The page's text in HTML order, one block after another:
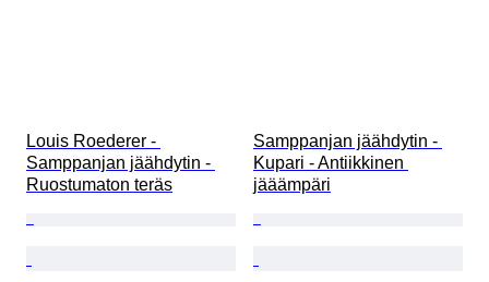
Louis Roederer -
Samppanjan jäähdytin -
Ruostumaton teräs
Samppanjan jäähdytin -
Kupari - Antiikkinen
jääämpäri